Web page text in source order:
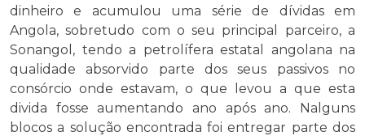
dinheiro e acumulou uma série de dívidas em
Angola, sobretudo com o seu principal parceiro, a
Sonangol, tendo a petrolífera estatal angolana na
qualidade absorvido parte dos seus passivos no
consórcio onde estavam, o que levou a que esta
divida fosse aumentando ano após ano. Nalguns
blocos a solução encontrada foi entregar parte dos